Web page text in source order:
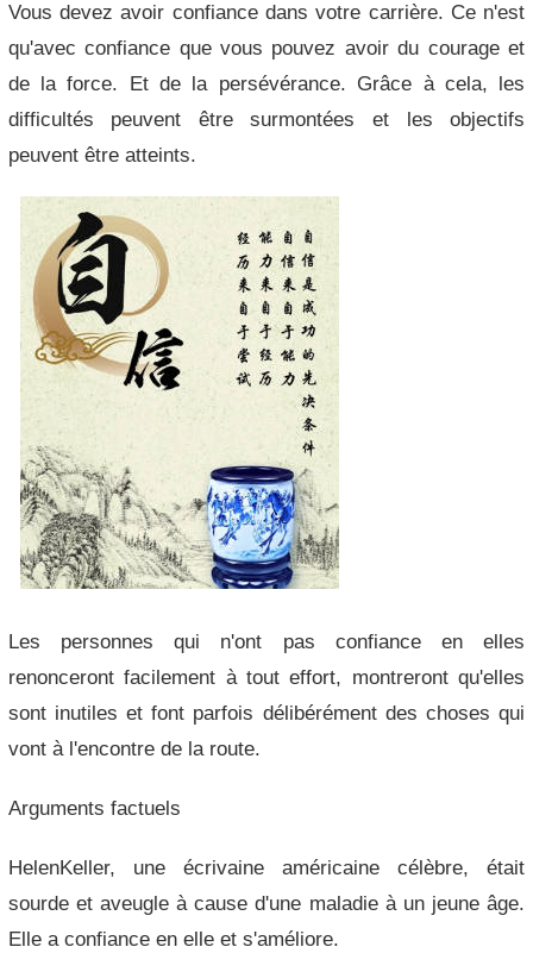
Vous devez avoir confiance dans votre carrière. Ce n'est
qu'avec confiance que vous pouvez avoir du courage et
de la force. Et de la persévérance. Grâce à cela, les
difficultés peuvent être surmontées et les objectifs
peuvent être atteints.
Les personnes qui n'ont pas confiance en elles
renonceront facilement à tout effort, montreront qu'elles
sont inutiles et font parfois délibérément des choses qui
vont à l'encontre de la route.
Arguments factuels
HelenKeller, une écrivaine américaine célèbre, était
sourde et aveugle à cause d'une maladie à un jeune âge.
Elle a confiance en elle et s'améliore.